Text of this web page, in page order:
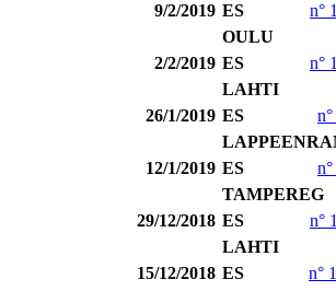
9/2/2019 ES n°
OULU
2/2/2019 ES n°
LAHTI
26/1/2019 ES
12/1/2019 ES
TAMPEREG
29/12/2018 ES n°
LAHTI
15/12/2018 ES n°